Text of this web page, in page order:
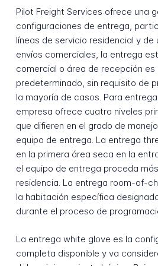
Pilot Freight Services ofrece una
configuraciones de entrega,
líneas de servicio residencial y de
envíos comerciales, la entrega
comercial o área de recepción es
predeterminado, sin requisito de
la mayoría de casos. Para
empresa ofrece cuatro niveles
que difieren en el grado de
equipo de entrega. La entrega
en la primera área seca en la
el equipo de entrega proceda
residencia. La entrega room-of-
la habitación específica
durante el proceso de
La entrega white glove es la
completa disponible y va